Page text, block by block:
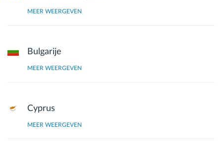
Besparingscalculator
MEER WEERGEVEN
Bulgarije
MEER WEERGEVEN
Cyprus
MEER WEERGEVEN